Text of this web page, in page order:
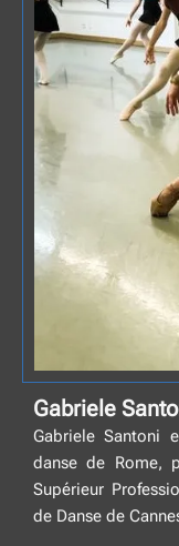
Gabriele
Gabriele Santoni
danse de Rome,
Supérieur
de Danse de